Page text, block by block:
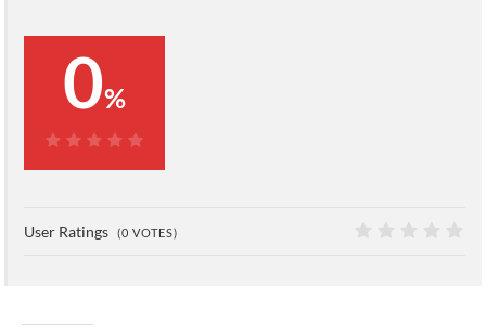
0%
0%
User Ratings (0 VOTES)